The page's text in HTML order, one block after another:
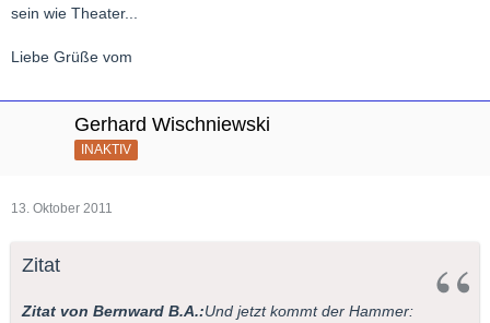
sein wie Theater...
Liebe Grüße vom
Gerhard Wischniewski
INAKTIV
13. Oktober 2011
Zitat
Zitat von Bernward B.A.:Und jetzt kommt der Hammer: